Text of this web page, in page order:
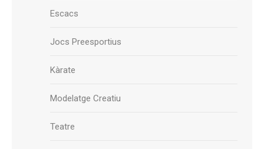
Escacs
Jocs Preesportius
Kàrate
Modelatge Creatiu
Teatre